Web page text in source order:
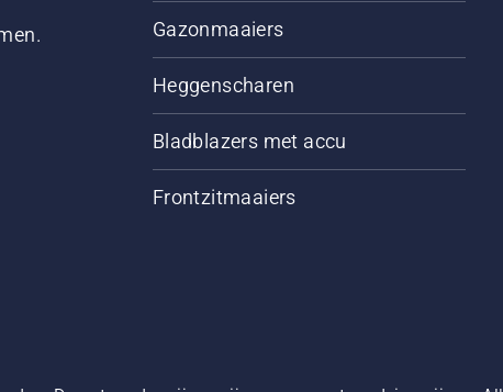
Gazonmaaiers
Heggenscharen
Bladblazers met accu
Frontzitmaaiers